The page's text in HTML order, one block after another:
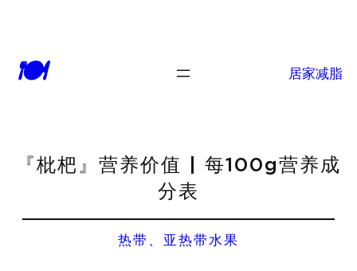
🍽 居家减脂
『枇杷』营养价值 | 每100g营养成
分表
热带、亚热带水果